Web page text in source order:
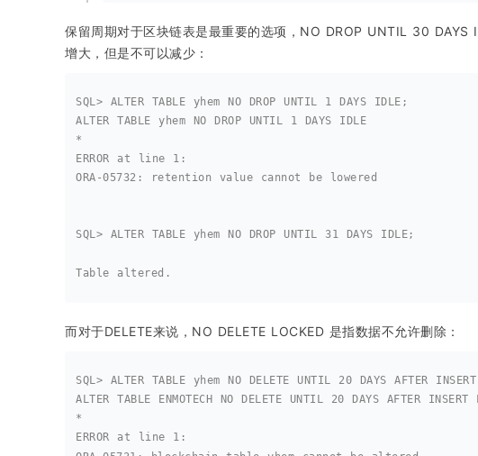
保留周期对于区块链表是最重要的选项，NO DROP UNTIL 30 DAYS
增大，但是不可以减少：
SQL> ALTER TABLE yhem NO DROP UNTIL 1 DAYS IDLE;
ALTER TABLE yhem NO DROP UNTIL 1 DAYS IDLE
*
ERROR at line 1:
ORA-05732: retention value cannot be lowered
SQL> ALTER TABLE yhem NO DROP UNTIL 31 DAYS IDLE;
Table altered.
而对于DELETE来说，NO DELETE LOCKED 是指数据不允许删除：
SQL> ALTER TABLE yhem NO DELETE UNTIL 20 DAYS AFTER INSERT
ALTER TABLE ENMOTECH NO DELETE UNTIL 20 DAYS AFTER INSERT
*
ERROR at line 1: